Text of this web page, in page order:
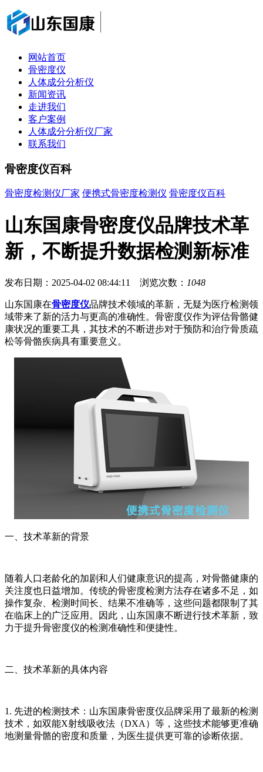
网站首页
骨密度仪
人体成分分析仪
新闻资讯
走进我们
客户案例
人体成分分析仪厂家
联系我们
骨密度仪百科
骨密度检测仪厂家 便携式骨密度检测仪 骨密度仪百科
山东国康骨密度仪品牌技术革
新，不断提升数据检测新标准
发布日期：2025-04-02 08:44:11 浏览次数： 1048
山东国康在骨密度仪品牌技术领域的革新，无疑为医疗检测领
域带来了新的活力与更高的准确性。骨密度仪作为评估骨骼健
康状况的重要工具，其技术的不断进步对于预防和治疗骨质疏
松等骨骼疾病具有重要意义。
一、技术革新的背景
随着人口老龄化的加剧和人们健康意识的提高，对骨骼健康的
关注度也日益增加。传统的骨密度检测方法存在诸多不足，如
操作复杂、检测时间长、结果不准确等，这些问题都限制了其
在临床上的广泛应用。因此，山东国康不断进行技术革新，致
力于提升骨密度仪的检测准确性和便捷性。
二、技术革新的具体内容
1. 先进的检测技术：山东国康骨密度仪品牌采用了最新的检测
技术，如双能X射线吸收法（DXA）等，这些技术能够更准确
地测量骨骼的密度和质量，为医生提供更可靠的诊断依据。